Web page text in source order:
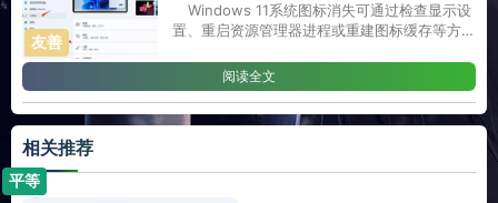
Windows 11系统图标消失可通过检查显示设
置、重启资源管理器进程或重建图标缓存等方法
标‌：右键桌面空白处选择【查看】，确保【显示
桌面图标】已勾选。‌‌1‌‌2‌2、系统图标显示设置‌：
标设置】，勾选需要显示的系统图标（如“此电
阅读全文
相关推荐
平等
友善